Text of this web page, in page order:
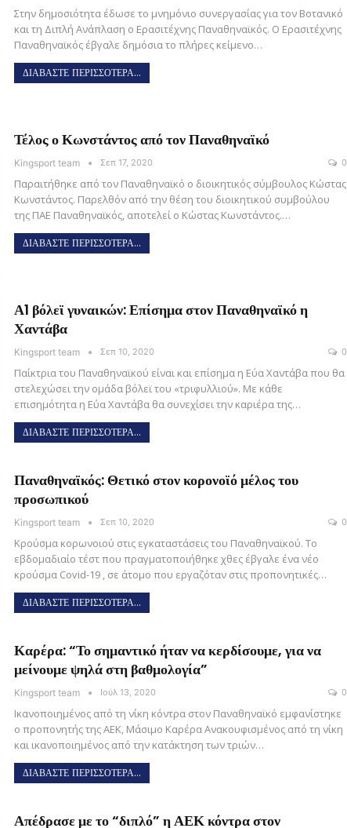
Στην δημοσιότητα έδωσε το μνημόνιο συνεργασίας για τον Βοτανικό
και τη Διπλή Ανάπλαση ο Ερασιτέχνης Παναθηναϊκός. Ο Ερασιτέχνης
Παναθηναϊκός έβγαλε δημόσια το πλήρες κείμενο…
ΔΙΑΒΑΣΤΕ ΠΕΡΙΣΣΟΤΕΡΑ...
Τέλος ο Κωνστάντος από τον Παναθηναϊκό
Kingsport team Σεπ 17, 2020 0
Παραιτήθηκε από τον Παναθηναϊκό ο διοικητικός σύμβουλος Κώστας
Κωνστάντος. Παρελθόν από την θέση του διοικητικού συμβούλου
της ΠΑΕ Παναθηναϊκός, αποτελεί ο Κώστας Κωνστάντος.…
ΔΙΑΒΑΣΤΕ ΠΕΡΙΣΣΟΤΕΡΑ...
Α1 βόλεϊ γυναικών: Επίσημα στον Παναθηναϊκό η
Χαντάβα
Kingsport team Σεπ 10, 2020 0
Παίκτρια του Παναθηναϊκού είναι και επίσημα η Εύα Χαντάβα που θα
στελεχώσει την ομάδα βόλεϊ του «τριφυλλιού». Με κάθε
επισημότητα η Εύα Χαντάβα θα συνεχίσει την καριέρα της…
ΔΙΑΒΑΣΤΕ ΠΕΡΙΣΣΟΤΕΡΑ...
Παναθηναϊκός: Θετικό στον κορονοϊό μέλος του
προσωπικού
Kingsport team Σεπ 10, 2020 0
Κρούσμα κορωνοιού στις εγκαταστάσεις του Παναθηναϊκού. Το
εβδομαδιαίο τέστ που πραγματοποιήθηκε χθες έβγαλε ένα νέο
κρούσμα Covid-19 , σε άτομο που εργαζόταν στις προπονητικές…
ΔΙΑΒΑΣΤΕ ΠΕΡΙΣΣΟΤΕΡΑ...
Καρέρα: “Το σημαντικό ήταν να κερδίσουμε, για να
μείνουμε ψηλά στη βαθμολογία”
Kingsport team Ιούλ 13, 2020 0
Ικανοποιημένος από τη νίκη κόντρα στον Παναθηναϊκό εμφανίστηκε
ο προπονητής της ΑΕΚ, Μάσιμο Καρέρα Ανακουφισμένος από τη νίκη
και ικανοποιημένος από την κατάκτηση των τριών…
ΔΙΑΒΑΣΤΕ ΠΕΡΙΣΣΟΤΕΡΑ...
Απέδρασε με το “διπλό” η ΑΕΚ κόντρα στον